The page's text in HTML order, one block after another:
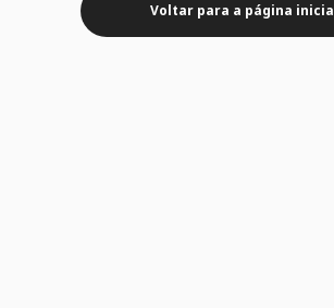
Voltar para a página